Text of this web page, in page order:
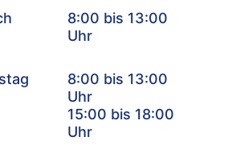
8:00 bis 13:00
Uhr
8:00 bis 13:00
Uhr
15:00 bis 18:00
Uhr